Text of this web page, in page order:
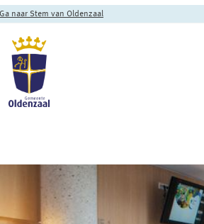
Ga naar de hoofdinhoud
Ga naar Stem van Oldenzaal